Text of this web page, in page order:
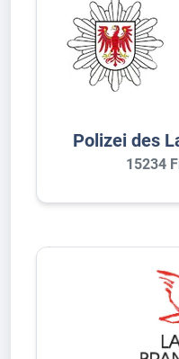
Polizei des
15234